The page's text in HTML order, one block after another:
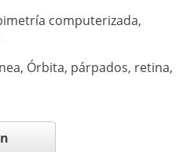
computerizada,
, Órbita, párpados, retina,